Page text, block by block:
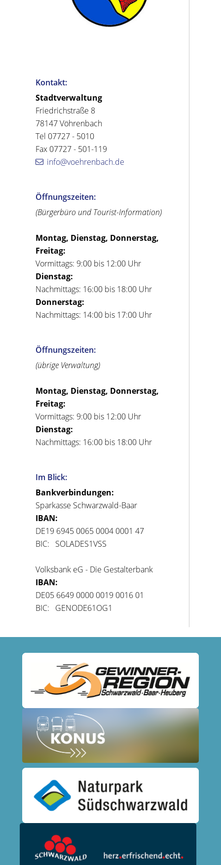
Kontakt:
Stadtverwaltung
Friedrichstraße 8
78147 Vöhrenbach
Tel 07727 - 5010
Fax 07727 - 501-119
info@voehrenbach.de
Öffnungszeiten:
(Bürgerbüro und Tourist-Information)
Montag, Dienstag, Donnerstag,
Freitag:
Vormittags: 9:00 bis 12:00 Uhr
Dienstag:
Nachmittags: 16:00 bis 18:00 Uhr
Donnerstag:
Nachmittags: 14:00 bis 17:00 Uhr
Öffnungszeiten:
(übrige Verwaltung)
Montag, Dienstag, Donnerstag,
Freitag:
Vormittags: 9:00 bis 12:00 Uhr
Dienstag:
Nachmittags: 16:00 bis 18:00 Uhr
Im Blick:
Bankverbindungen:
Sparkasse Schwarzwald-Baar
IBAN:
DE19 6945 0065 0004 0001 47
BIC: SOLADES1VSS
Volksbank eG - Die Gestalterbank
IBAN:
DE05 6649 0000 0019 0016 01
BIC: GENODE61OG1